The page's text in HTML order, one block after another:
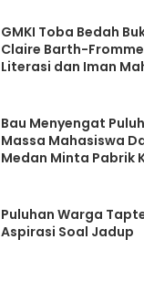
GMKI Toba Bedah
Claire Barth-
Literasi dan Iman
Bau Menyengat
Massa Mahasiswa
Medan Minta Pabrik
Puluhan Warga
Aspirasi Soal Jadup